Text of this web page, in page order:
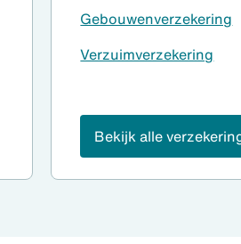
Gebouwenverzekering
Verzuimverzekering
Bekijk alle